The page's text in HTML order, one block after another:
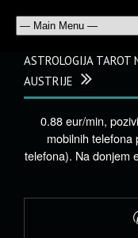
ASTROLOGIJA TAROT
AUSTRIJE
0.88 eur/min,
mobilnih telefona
telefona). Na donjem